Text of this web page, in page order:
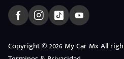
Copyright © 2026 My Car Mx All